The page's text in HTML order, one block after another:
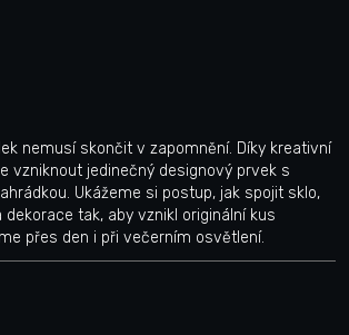
nemusí skončit v zapomnění. Díky kreativní
vzniknout jedinečný designový prvek s
Ukážeme si postup, jak spojit sklo,
tak, aby vznikl originální kus
přes den i při večerním osvětlení.